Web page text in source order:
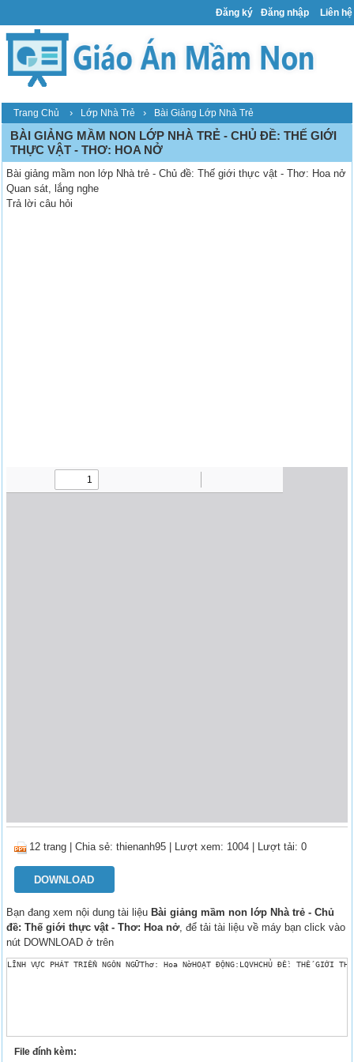
Đăng ký Đăng nhập Liên hệ
Trang Chủ › Lớp Nhà Trẻ › Bài Giảng Lớp Nhà Trẻ
BÀI GIẢNG MẦM NON LỚP NHÀ TRẺ - CHỦ ĐỀ: THẾ GIỚI
THỰC VẬT - THƠ: HOA NỞ
Bài giảng mầm non lớp Nhà trẻ - Chủ đề: Thế giới thực vật - Thơ: Hoa nở
Quan sát, lắng nghe
Trả lời câu hỏi
12 trang |Chia sẻ:thienanh95 | Lượt xem: 1004 | Lượt tải: 0
DOWNLOAD
Bạn đang xem nội dung tài liệu Bài giảng mầm non lớp Nhà trẻ - Chủ
đề: Thế giới thực vật - Thơ: Hoa nở, để tải tài liệu về máy bạn click vào
nút DOWNLOAD ở trên
LĨNH VỰC PHÁT TRIỂN NGÔN NGỮThơ: Hoa NởHOẠT ĐỘNG:LQVHCHỦ ĐỀ:
File đính kèm: